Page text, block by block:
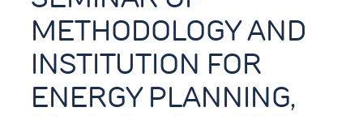
METHODOLOGY AND
INSTITUTION FOR
ENERGY PLANNING,